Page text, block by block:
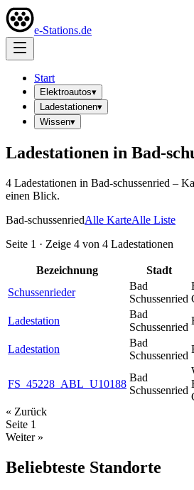
e-Stations.de
Start
Elektroautos▾
Ladestationen▾
Wissen▾
Ladestationen in Bad-
4 Ladestationen in Bad-schussenried –
einen Blick.
Bad-schussenriedAlle KarteAlle Liste
Seite 1 · Zeige 4 von 4 Ladestationen
Bezeichnung Stadt
Schussenrieder
Bad
Schussenried
Ladestation
Bad
Schussenried
Ladestation
Bad
Schussenried
FS_45228_ABL_U10188
Bad
Schussenried
« Zurück
Seite 1
Weiter »
Beliebteste Standorte